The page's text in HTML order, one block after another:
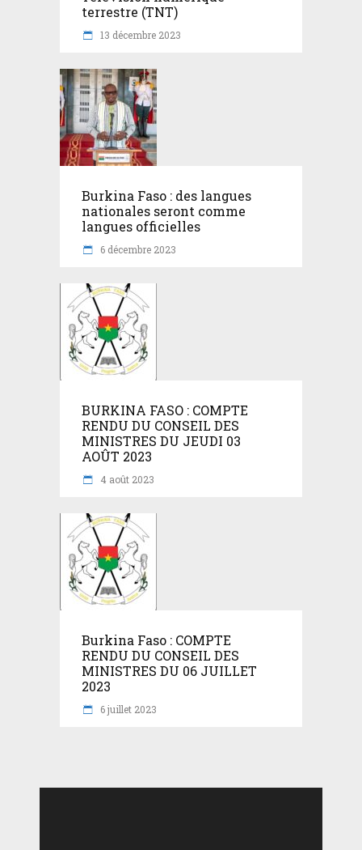
terrestre (TNT)
13 décembre 2023
Burkina Faso : des langues
nationales seront comme
langues officielles
6 décembre 2023
BURKINA FASO : COMPTE
RENDU DU CONSEIL DES
MINISTRES DU JEUDI 03
AOÛT 2023
4 août 2023
Burkina Faso : COMPTE
RENDU DU CONSEIL DES
MINISTRES DU 06 JUILLET
2023
6 juillet 2023